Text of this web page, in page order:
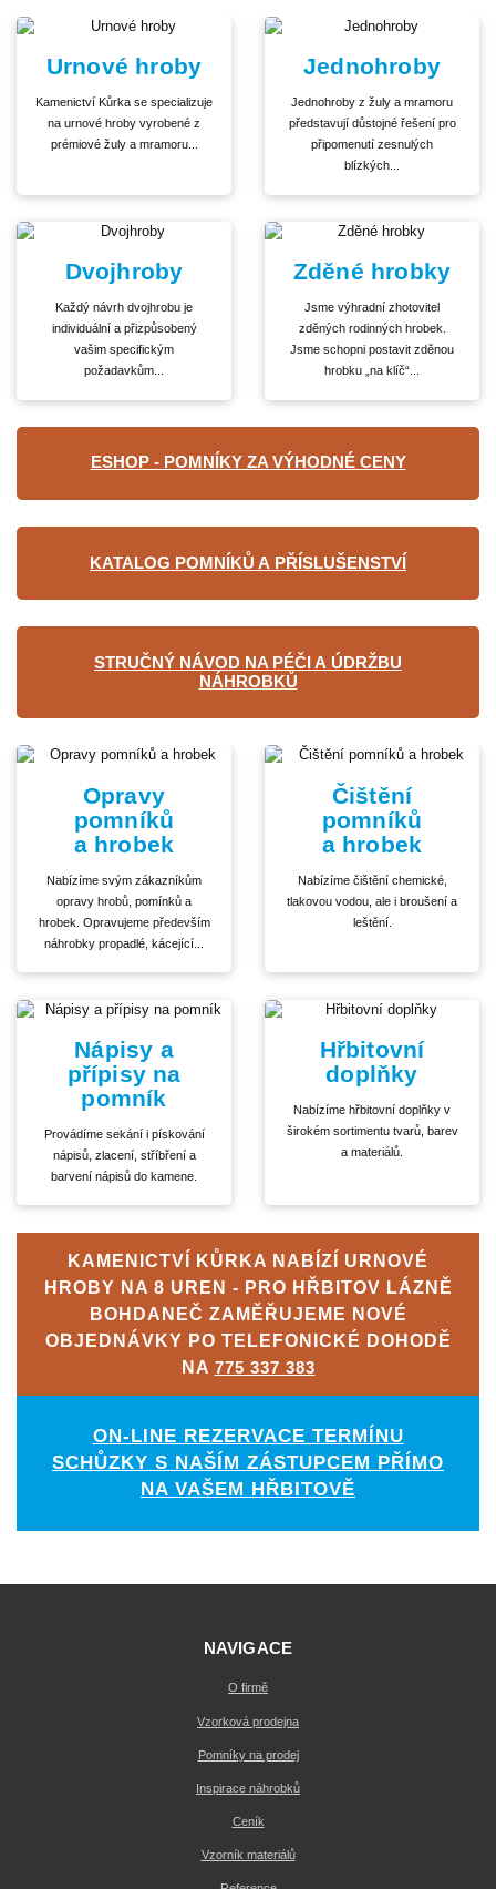
Urnové hroby
Kamenictví Kůrka se specializuje
na urnové hroby vyrobené z
prémiové žuly a mramoru...
Jednohroby
Jednohroby z žuly a mramoru
představují důstojné řešení pro
připomenutí zesnulých
blízkých...
Dvojhroby
Každý návrh dvojhrobu je
individuální a přizpůsobený
vašim specifickým
požadavkům...
Zděné hrobky
Jsme výhradní zhotovitel
zděných rodinných hrobek.
Jsme schopni postavit zděnou
hrobku „na klíč“...
ESHOP - POMNÍKY ZA VÝHODNÉ CENY
KATALOG POMNÍKŮ A PŘÍSLUŠENSTVÍ
STRUČNÝ NÁVOD NA PÉČI A ÚDRŽBU
NÁHROBKŮ
Opravy
pomníků
a hrobek
Nabízíme svým zákazníkům
opravy hrobů, pomínků a
hrobek. Opravujeme především
náhrobky propadlé, kácející...
Čištění
pomníků
a hrobek
Nabízíme čištění chemické,
tlakovou vodou, ale i broušení a
leštění.
Nápisy a
přípisy na
pomník
Provádíme sekání i pískování
nápisů, zlacení, stříbření a
barvení nápisů do kamene.
Hřbitovní
doplňky
Nabízíme hřbitovní doplňky v
širokém sortimentu tvarů, barev
a materiálů.
KAMENICTVÍ KŮRKA NABÍZÍ URNOVÉ
HROBY NA 8 UREN - PRO HŘBITOV LÁZNĚ
BOHDANEČ ZAMĚŘUJEME NOVÉ
OBJEDNÁVKY PO TELEFONICKÉ DOHODĚ
NA 775 337 383
ON-LINE REZERVACE TERMÍNU
SCHŮZKY S NAŠÍM ZÁSTUPCEM PŘÍMO
NA VAŠEM HŘBITOVĚ
NAVIGACE
O firmě
Vzorková prodejna
Pomníky na prodej
Inspirace náhrobků
Ceník
Vzorník materiálů